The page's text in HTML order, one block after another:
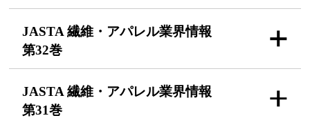
JASTA 繊維・アパレル業界情報
第32巻
JASTA 繊維・アパレル業界情報
第31巻